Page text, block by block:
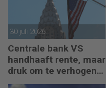
30 juli 2026
Centrale bank VS
handhaaft rente, maar
druk om te verhogen
neemt toe